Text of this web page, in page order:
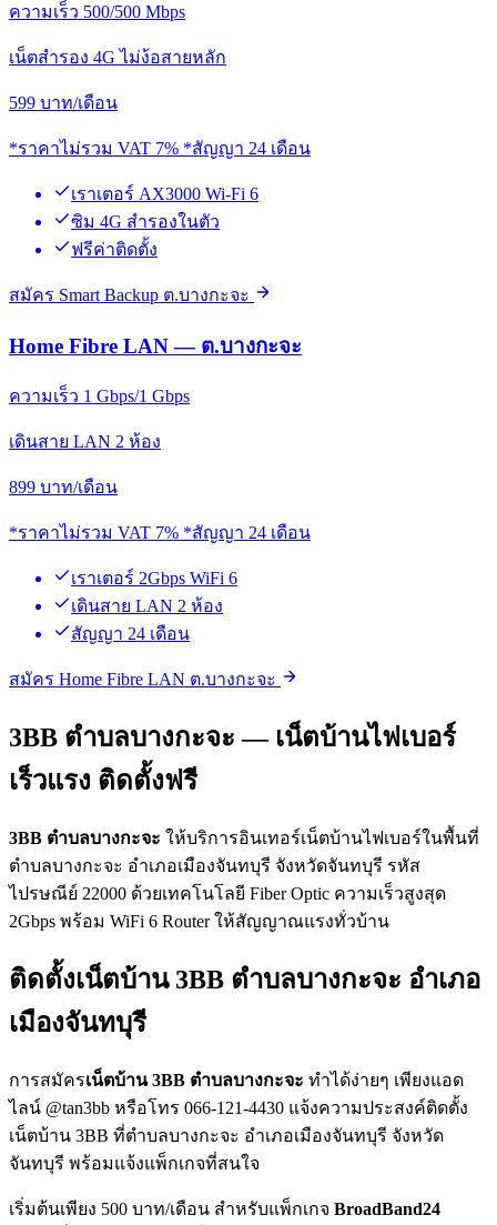
ความเร็ว 500/500 Mbps
เน็ตสำรอง 4G ไม่ง้อสายหลัก
599 บาท/เดือน
*ราคาไม่รวม VAT 7% *สัญญา 24 เดือน
เราเตอร์ AX3000 Wi-Fi 6
ซิม 4G สำรองในตัว
ฟรีค่าติดตั้ง
สมัคร Smart Backup ต.บางกะจะ
Home Fibre LAN — ต.บางกะจะ
ความเร็ว 1 Gbps/1 Gbps
เดินสาย LAN 2 ห้อง
899 บาท/เดือน
*ราคาไม่รวม VAT 7% *สัญญา 24 เดือน
เราเตอร์ 2Gbps WiFi 6
เดินสาย LAN 2 ห้อง
สัญญา 24 เดือน
สมัคร Home Fibre LAN ต.บางกะจะ
3BB ตำบลบางกะจะ — เน็ตบ้านไฟเบอร์
เร็วแรง ติดตั้งฟรี
3BB ตำบลบางกะจะ ให้บริการอินเทอร์เน็ตบ้านไฟเบอร์ในพื้นที่
ตำบลบางกะจะ อำเภอเมืองจันทบุรี จังหวัดจันทบุรี รหัส
ไปรษณีย์ 22000 ด้วยเทคโนโลยี Fiber Optic ความเร็วสูงสุด
2Gbps พร้อม WiFi 6 Router ให้สัญญาณแรงทั่วบ้าน
ติดตั้งเน็ตบ้าน 3BB ตำบลบางกะจะ อำเภอ
เมืองจันทบุรี
การสมัครเน็ตบ้าน 3BB ตำบลบางกะจะ ทำได้ง่ายๆ เพียงแอด
ไลน์ @tan3bb หรือโทร 066-121-4430 แจ้งความประสงค์ติดตั้ง
เน็ตบ้าน 3BB ที่ตำบลบางกะจะ อำเภอเมืองจันทบุรี จังหวัด
จันทบุรี พร้อมแจ้งแพ็กเกจที่สนใจ
เริ่มต้นเพียง 500 บาท/เดือน สำหรับแพ็กเกจ BroadBand24